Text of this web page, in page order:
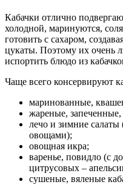
Кабачки отлично
холодной, маринуются,
готовить с сахаром,
цукаты. Поэтому их очень
испортить блюдо из
Чаще всего консервируют
маринованные,
жареные,
лечо и зимние
овощами);
овощная икра;
варенье, повидло (с
цитрусовых –
сушеные, вяленые